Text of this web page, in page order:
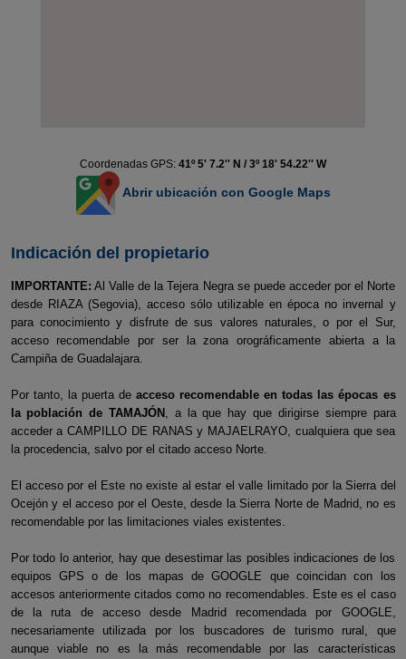
Coordenadas GPS: 41º 5' 7.2'' N / 3º 18' 54.22'' W
Abrir ubicación con Google Maps
Indicación del propietario
IMPORTANTE: Al Valle de la Tejera Negra se puede acceder por el Norte
desde RIAZA (Segovia), acceso sólo utilizable en época no invernal y
para conocimiento y disfrute de sus valores naturales, o por el Sur,
acceso recomendable por ser la zona orográficamente abierta a la
Campiña de Guadalajara.
Por tanto, la puerta de acceso recomendable en todas las épocas es
la población de TAMAJÓN , a la que hay que dirigirse siempre para
acceder a CAMPILLO DE RANAS y MAJAELRAYO, cualquiera que sea
la procedencia, salvo por el citado acceso Norte.
El acceso por el Este no existe al estar el valle limitado por la Sierra del
Ocejón y el acceso por el Oeste, desde la Sierra Norte de Madrid, no es
recomendable por las limitaciones viales existentes.
Por todo lo anterior, hay que desestimar las posibles indicaciones de los
equipos GPS o de los mapas de GOOGLE que coincidan con los
accesos anteriormente citados como no recomendables. Este es el caso
de la ruta de acceso desde Madrid recomendada por GOOGLE,
necesariamente utilizada por los buscadores de turismo rural, que
aunque viable no es la más recomendable por las características